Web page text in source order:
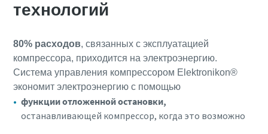
технологий
80% расходов, связанных с эксплуатацией
компрессора, приходится на электроэнергию.
Система управления компрессором Elektronikon®
экономит электроэнергию с помощью
функции отложенной остановки,
останавливающей компрессор, когда это возможно